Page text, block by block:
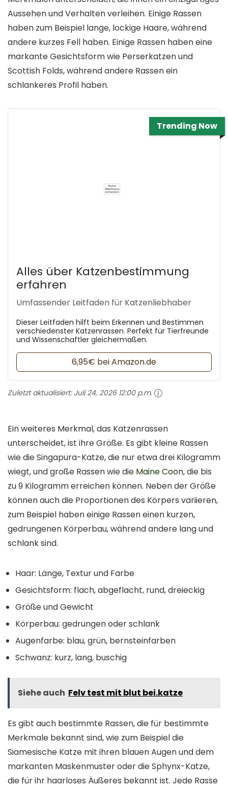
Aussehen und Verhalten verleihen. Einige Rassen
haben zum Beispiel lange, lockige Haare, während
andere kurzes Fell haben. Einige Rassen haben eine
markante Gesichtsform wie Perserkatzen und
Scottish Folds, während andere Rassen ein
schlankeres Profil haben.
Trending Now
Alles über Katzenbestimmung
erfahren
Umfassender Leitfaden für Katzenliebhaber
Dieser Leitfaden hilft beim Erkennen und Bestimmen
verschiedenster Katzenrassen. Perfekt für Tierfreunde
und Wissenschaftler gleichermaßen.
6,95€ bei Amazon.de
Zuletzt aktualisiert: Juli 24, 2026 12:00 p.m.
Ein weiteres Merkmal, das Katzenrassen
unterscheidet, ist ihre Größe. Es gibt kleine Rassen
wie die Singapura-Katze, die nur etwa drei Kilogramm
wiegt, und große Rassen wie die Maine Coon, die bis
zu 9 Kilogramm erreichen können. Neben der Größe
können auch die Proportionen des Körpers variieren,
zum Beispiel haben einige Rassen einen kurzen,
gedrungenen Körperbau, während andere lang und
schlank sind.
Haar: Länge, Textur und Farbe
Gesichtsform: flach, abgeflacht, rund, dreieckig
Größe und Gewicht
Körperbau: gedrungen oder schlank
Augenfarbe: blau, grün, bernsteinfarben
Schwanz: kurz, lang, buschig
Siehe auch Felv test mit blut bei.katze
Es gibt auch bestimmte Rassen, die für bestimmte
Merkmale bekannt sind, wie zum Beispiel die
Siamesische Katze mit ihren blauen Augen und dem
markanten Maskenmuster oder die Sphynx-Katze,
die für ihr haarloses Äußeres bekannt ist. Jede Rasse